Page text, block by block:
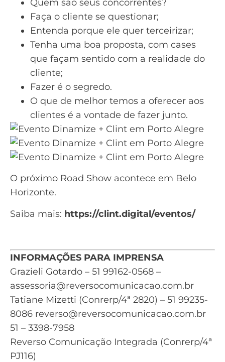
Quem são seus concorrentes?
Faça o cliente se questionar;
Entenda porque ele quer terceirizar;
Tenha uma boa proposta, com cases
que façam sentido com a realidade do
cliente;
Fazer é o segredo.
O que de melhor temos a oferecer aos
clientes é a vontade de fazer junto.
O próximo Road Show acontece em Belo
Horizonte.
Saiba mais: https://clint.digital/eventos/
INFORMAÇÕES PARA IMPRENSA
Grazieli Gotardo – 51 99162-0568 –
assessoria@reversocomunicacao.com.br
Tatiane Mizetti (Conrerp/4ª 2820) – 51 99235-
8086 reverso@reversocomunicacao.com.br
51 – 3398-7958
Reverso Comunicação Integrada (Conrerp/4ª
PJ116)